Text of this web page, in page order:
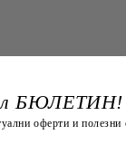
красив
БЮЛЕТИН!
оферти и полезни